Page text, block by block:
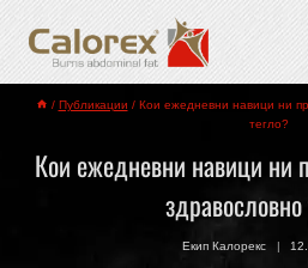
/ Публикации / Кои ежедневни навици ни
тегло?
Кои ежедневни навици ни
здравословно
Екип Калорекс